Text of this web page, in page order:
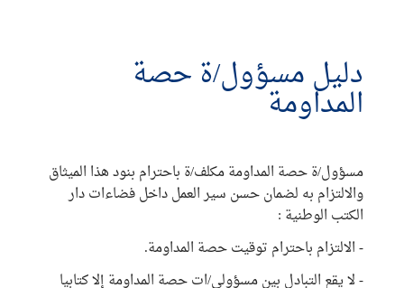
دليل مسؤول/ة حصة
المداومة
مسؤول/ة حصة المداومة مكلف/ة باحترام بنود هذا الميثاق
والالتزام به لضمان حسن سير العمل داخل فضاءات دار
الكتب الوطنية :
- الالتزام باحترام توقيت حصة المداومة.
- لا يقع التبادل بين مسؤولي/ات حصة المداومة إلا كتابيا